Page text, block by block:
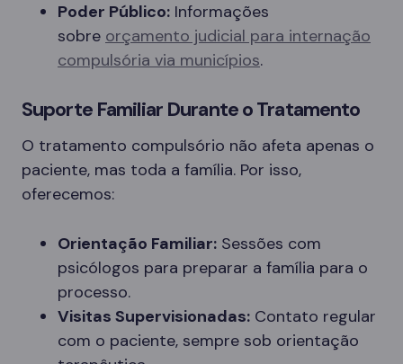
Poder Público: Informações
sobre orçamento judicial para internação
compulsória via municípios.
Suporte Familiar Durante o Tratamento
O tratamento compulsório não afeta apenas o
paciente, mas toda a família. Por isso,
oferecemos:
Orientação Familiar: Sessões com
psicólogos para preparar a família para o
processo.
Visitas Supervisionadas: Contato regular
com o paciente, sempre sob orientação